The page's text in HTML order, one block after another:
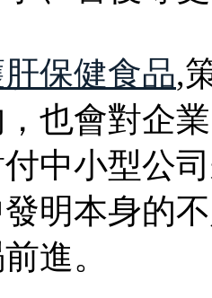
保健食品,
也會對企
中小型公
明本身的
進。